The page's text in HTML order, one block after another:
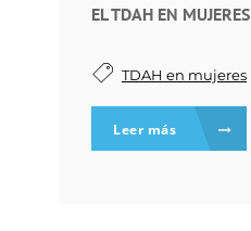
EL TDAH EN MUJERES
TDAH en mujeres
Leer más